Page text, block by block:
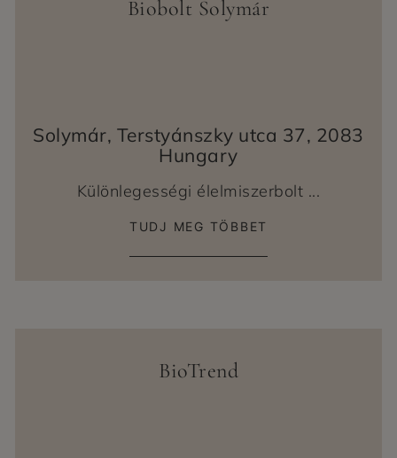
Biobolt Solymár
Solymár, Terstyánszky utca 37, 2083
Hungary
Különlegességi élelmiszerbolt ...
TUDJ MEG TÖBBET
BioTrend